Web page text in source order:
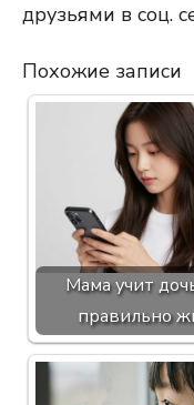
друзьями в соц.
Похожие записи
Мама учит
правильно